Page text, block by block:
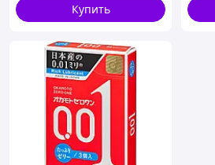
Купить